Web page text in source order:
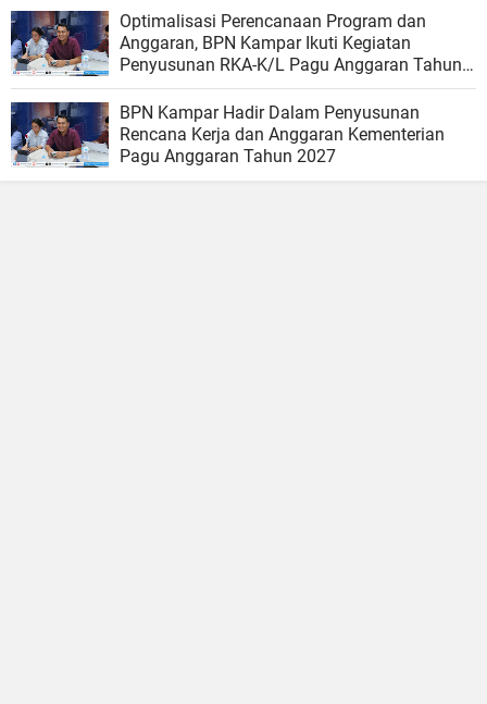
Optimalisasi Perencanaan Program dan
Anggaran, BPN Kampar Ikuti Kegiatan
Penyusunan RKA-K/L Pagu Anggaran Tahun
2027
BPN Kampar Hadir Dalam Penyusunan
Rencana Kerja dan Anggaran Kementerian
Pagu Anggaran Tahun 2027